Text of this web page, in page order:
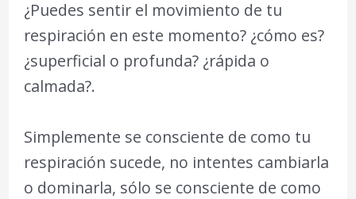
¿Puedes sentir el movimiento de tu
respiración en este momento? ¿cómo es?
¿superficial o profunda? ¿rápida o
calmada?.
Simplemente se consciente de como tu
respiración sucede, no intentes cambiarla
o dominarla, sólo se consciente de como